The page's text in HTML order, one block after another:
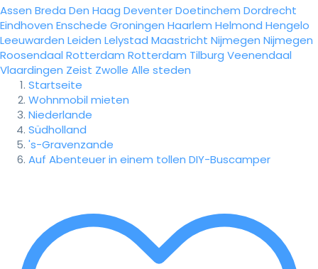
Assen Breda Den Haag DeventerDoetinchem Dordrecht
Eindhoven Enschede Groningen Haarlem Helmond Hengelo
Leeuwarden Leiden Lelystad Maastricht Nijmegen Nijmegen
Roosendaal Rotterdam Rotterdam Tilburg Veenendaal
Vlaardingen Zeist Zwolle Alle steden
Startseite
Wohnmobil mieten
Niederlande
Südholland
's-Gravenzande
Auf Abenteuer in einem tollen DIY-Buscamper